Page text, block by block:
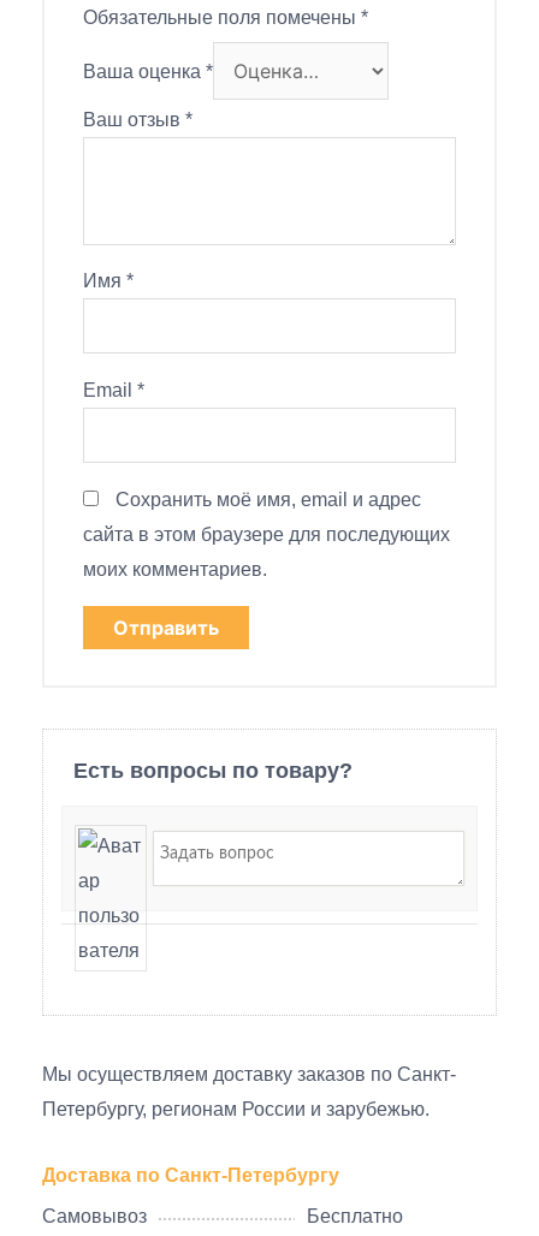
Обязательные поля помечены *
Ваша оценка *
Ваш отзыв *
Имя *
Email *
Сохранить моё имя, email и адрес
сайта в этом браузере для последующих
моих комментариев.
Есть вопросы по товару?
Мы осуществляем доставку заказов по Санкт-
Петербургу, регионам России и зарубежью.
Доставка по Санкт-Петербургу
Самовывоз
Бесплатно